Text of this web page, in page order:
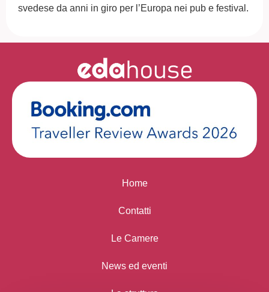
svedese da anni in giro per l’Europa nei pub e festival.
Home
Contatti
Le Camere
News ed eventi